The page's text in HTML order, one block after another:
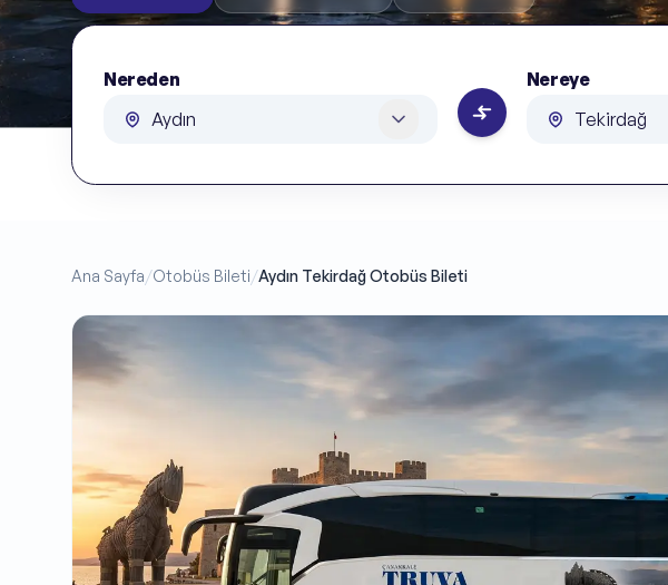
Nereden
Nereden
Nereye
Nereye
Ana Sayfa/Otobüs Bileti/Aydın Tekirdağ Otobüs Bileti